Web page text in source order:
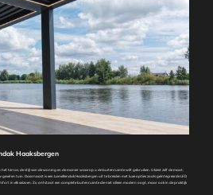
Haaksbergen
terras, de stijl van de woning en de manier waarop u de buitenruimte wilt gebruiken. U kiest zelf de maat,
en tuin. Daarnaast is een Lamellendak Haaksbergen uit te breiden met luxe opties zoals geïntegreerde LED
in elk seizoen. Zo ontstaat een complete buitenruimte die niet alleen modern oogt, maar ook in de praktijk